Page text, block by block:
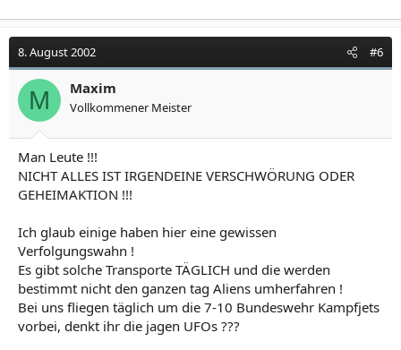
8. August 2002 #6
M Maxim
Vollkommener Meister
Man Leute !!!
NICHT ALLES IST IRGENDEINE VERSCHWÖRUNG ODER
GEHEIMAKTION !!!
Ich glaub einige haben hier eine gewissen
Verfolgungswahn !
Es gibt solche Transporte TÄGLICH und die werden
bestimmt nicht den ganzen tag Aliens umherfahren !
Bei uns fliegen täglich um die 7-10 Bundeswehr Kampfjets
vorbei, denkt ihr die jagen UFOs ???